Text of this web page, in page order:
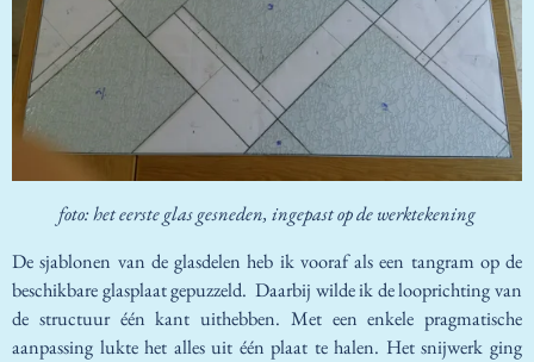
foto: het eerste glas gesneden, ingepast op de werktekening
De sjablonen van de glasdelen heb ik vooraf als een tangram op de
beschikbare glasplaat gepuzzeld. Daarbij wilde ik de looprichting van
de structuur één kant uithebben. Met een enkele pragmatische
aanpassing lukte het alles uit één plaat te halen. Het snijwerk ging